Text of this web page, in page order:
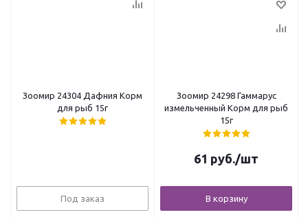
Зоомир 24304 Дафния Корм
для рыб 15г
Под заказ
Зоомир 24298 Гаммарус
измельченный Корм для рыб
15г
61 руб./шт
В корзину